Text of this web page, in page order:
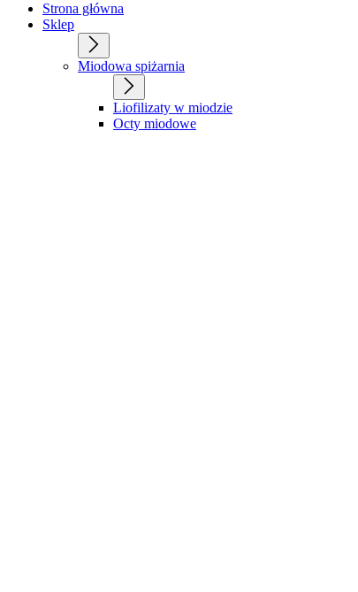
Strona główna
Sklep
Miodowa spiżarnia
Liofilizaty w miodzie
Octy miodowe